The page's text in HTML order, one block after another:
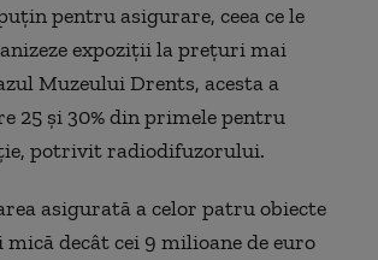
pentru asigurare, ceea ce le
expoziţii la preţuri mai
Muzeului Drents, acesta a
25 şi 30% din primele pentru
potrivit radiodifuzorului.
asigurată a celor patru obiecte
decât cei 9 milioane de euro